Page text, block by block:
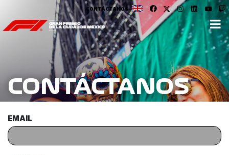
CONTÁCTANOS
CONTÁCTANOS
EMAIL